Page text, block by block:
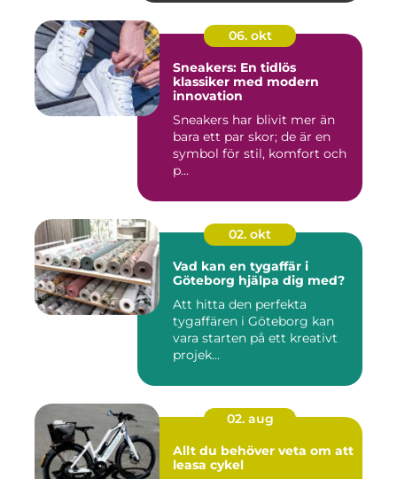
06. okt
Sneakers: En tidlös
klassiker med modern
innovation
Sneakers har blivit mer än
bara ett par skor; de är en
symbol för stil, komfort och
p...
02. okt
Vad kan en tygaffär i
Göteborg hjälpa dig med?
Att hitta den perfekta
tygaffären i Göteborg kan
vara starten på ett kreativt
projek...
02. aug
Allt du behöver veta om att
leasa cykel